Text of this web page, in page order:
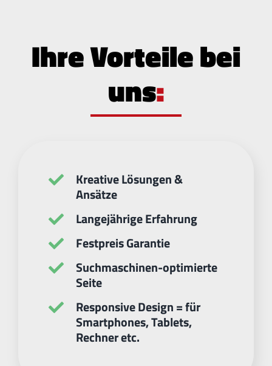
Ihre Vorteile bei
uns:
Kreative Lösungen &
Ansätze
Langejährige Erfahrung
Festpreis Garantie
Suchmaschinen-optimierte
Seite
Responsive Design = für
Smartphones, Tablets,
Rechner etc.